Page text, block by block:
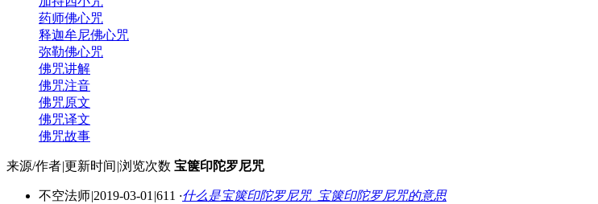
药师佛心咒
释迦牟尼佛心咒
弥勒佛心咒
佛咒讲解
佛咒注音
佛咒原文
佛咒译文
佛咒故事
来源/作者|更新时间 |浏览次数 宝箧印陀罗尼咒
不空法师|2019-03-01 |611 ·什么是宝箧印陀罗尼咒_宝箧印陀罗尼咒的意思